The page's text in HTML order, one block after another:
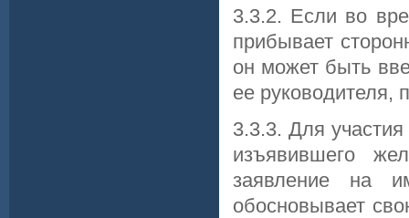
3.3.2. Если во
прибывает
он может быть
ее руководителя,
3.3.3. Для
изъявившего
заявление на
обосновывает